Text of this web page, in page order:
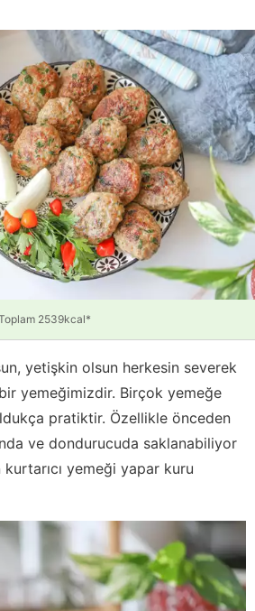
2539kcal*
yetişkin olsun herkesin severek
yemeğimizdir. Birçok yemeğe
pratiktir. Özellikle önceden
ve dondurucuda saklanabiliyor
yemeği yapar kuru